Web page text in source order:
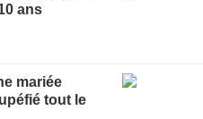
ans
mariée
tout le